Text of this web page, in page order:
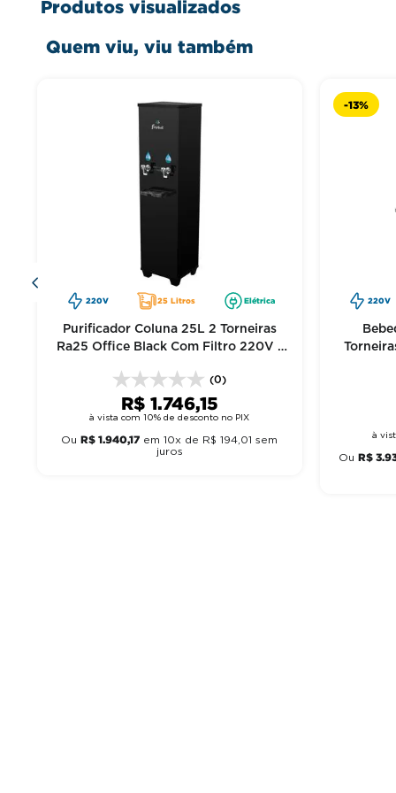
Manufatura pesada e quente: 89 Pessoas
Produtos visualizados
Quem viu, viu também
220V 25 Litros Elétrica
Purificador Coluna 25L 2 Torneiras
Ra25 Office Black Com Filtro 220V -
(0)
R$ 1.746,15
à vista com 10% de desconto no PIX
OuR$ 1.940,17 em10x de R$ 194 01 sem
juros
-13%
220V
à
Ou R$ 3.